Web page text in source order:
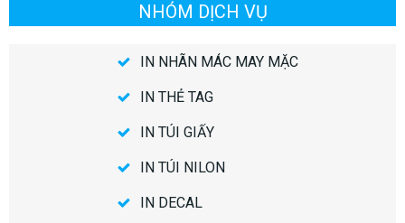
NHÓM DỊCH VỤ
IN NHÃN MÁC MAY MẶC
IN THẺ TAG
IN TÚI GIẤY
IN TÚI NILON
IN DECAL